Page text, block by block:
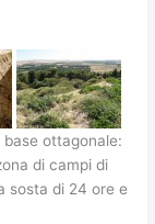
ottagonale:
di campi di
sosta di 24 ore e